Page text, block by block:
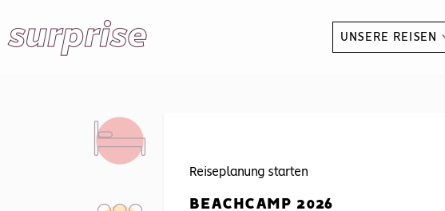
UNSERE REISEN
Reiseplanung starten
BEACHCAMP 2026